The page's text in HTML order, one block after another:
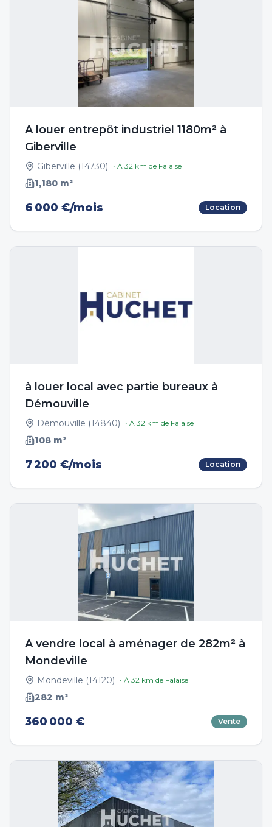
A louer entrepôt industriel 1180m² à
Giberville
Giberville (14730) • À 32 km de Falaise
1,180 m²
6 000 €/mois Location
à louer local avec partie bureaux à
Démouville
Démouville (14840) • À 32 km de Falaise
108 m²
7 200 €/mois Location
A vendre local à aménager de 282m² à
Mondeville
Mondeville (14120) • À 32 km de Falaise
282 m²
360 000 € Vente